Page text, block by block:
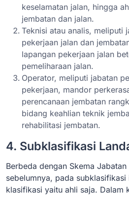
keselamatan jalan, hingga
jembatan dan jalan.
Teknisi atau analis, meliputi
pekerjaan jalan dan
lapangan pekerjaan jalan
pemeliharaan jalan.
Operator, meliputi jabatan
pekerjaan, mandor
perencanaan jembatan
bidang keahlian teknik
rehabilitasi jembatan.
4. Subklasifikasi
Berbeda dengan Skema
sebelumnya, pada
klasifikasi yaitu ahli saja. Dalam